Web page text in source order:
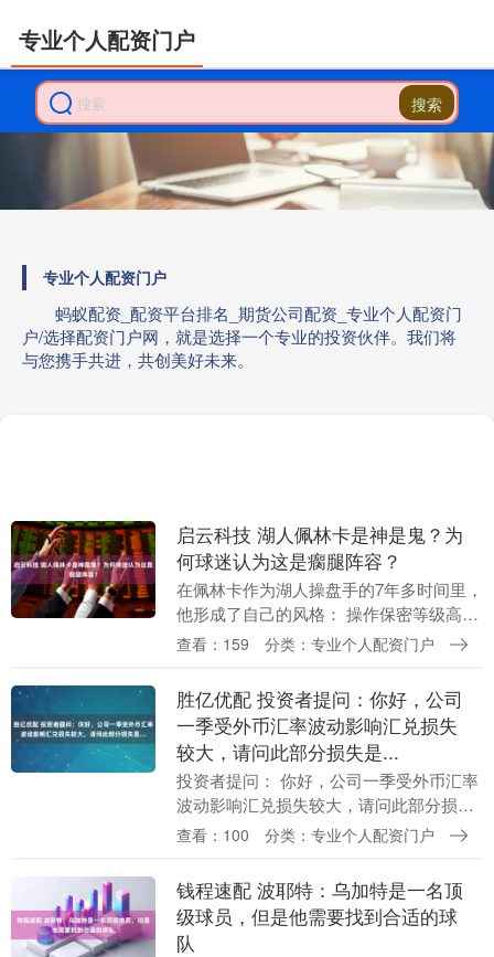
搜索
专业个人配资门户
蚂蚁配资_配资平台排名_期货公司配资_专业个人配资门
户/选择配资门户网，就是选择一个专业的投资伙伴。我们将
与您携手共进，共创美好未来。
专业个人配资门户
启云科技 湖人佩林卡是神是鬼？为
何球迷认为这是瘸腿阵容？
在佩林卡作为湖人操盘手的7年多时间里，
他形成了自己的风格： 操作保密等级高，
极少事先让外界听到风声；喜欢祭出出人
年休赛....
查看：159 分类：专业个人配资门户
胜亿优配 投资者提问：你好，公司
一季受外币汇率波动影响汇兑损失
较大，请问此部分损失是...
投资者提问： 你好，公司一季受外币汇率
波动影响汇兑损失较大，请问此部分损失
是否财务按月由外币户结转为人民币财务
非实际货币结汇....
查看：100 分类：专业个人配资门户
钱程速配 波耶特：乌加特是一名顶
级球员，但是他需要找到合适的球
队